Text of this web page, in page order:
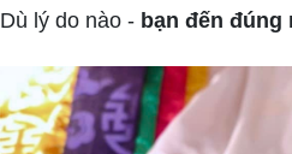
Dù lý do nào - bạn đến đúng